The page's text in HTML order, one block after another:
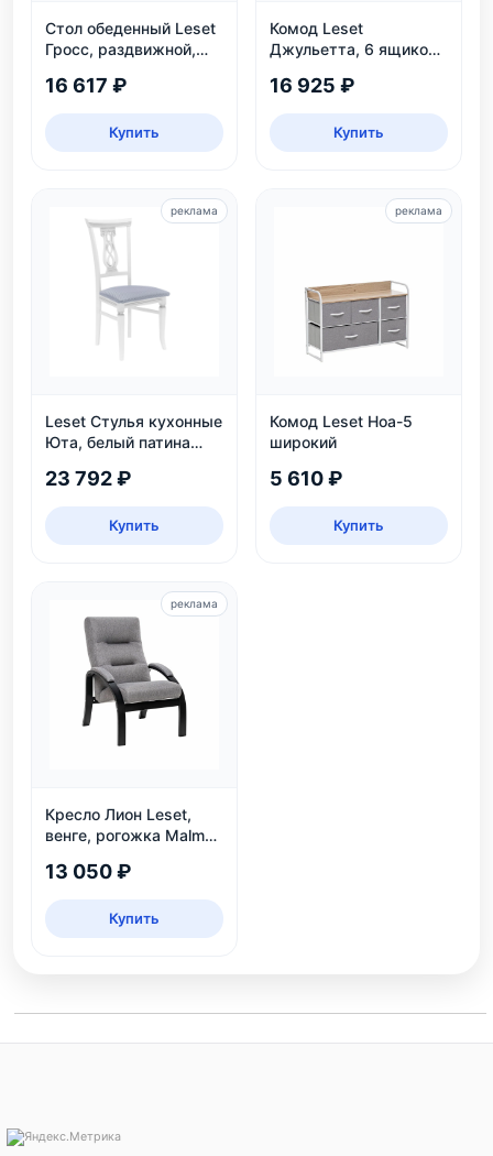
Стол обеденный Leset
Гросс, раздвижной,
персон
16 617 ₽
Купить
Комод Leset
Джульетта, 6 ящиков,
16 925 ₽
Купить
Leset Стулья кухонные
Юта, белый патина
23 792 ₽
Купить
реклама
Комод Leset Ноа-5
широкий
5 610 ₽
Купить
реклама
Кресло Лион Leset,
венге, рогожка Malmo
13 050 ₽
Купить
реклама